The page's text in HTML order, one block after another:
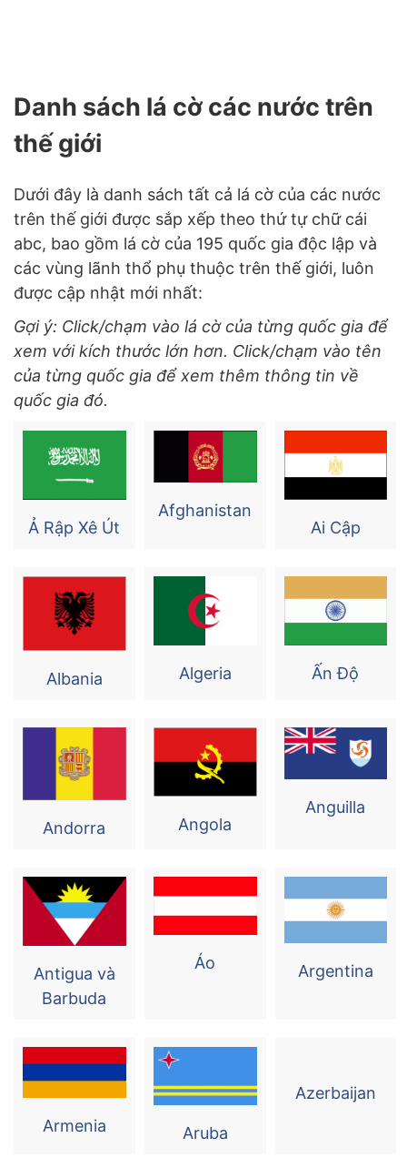
Danh sách lá cờ các nước trên
thế giới
Dưới đây là danh sách tất cả lá cờ của các nước
trên thế giới được sắp xếp theo thứ tự chữ cái
abc, bao gồm lá cờ của 195 quốc gia độc lập và
các vùng lãnh thổ phụ thuộc trên thế giới, luôn
được cập nhật mới nhất:
Gợi ý: Click/chạm vào lá cờ của từng quốc gia để
xem với kích thước lớn hơn. Click/chạm vào tên
của từng quốc gia để xem thêm thông tin về
quốc gia đó.
Ả Rập Xê Út
Afghanistan
Ai Cập
Albania Algeria Ấn Độ
Andorra Angola
Anguilla
Antigua và
Barbuda
Áo Argentina
Armenia Aruba
Azerbaijan